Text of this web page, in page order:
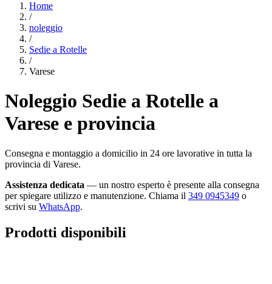
Home
/
noleggio
/
Sedie a Rotelle
/
Varese
Noleggio Sedie a Rotelle a
Varese e provincia
Consegna e montaggio a domicilio in 24 ore lavorative in tutta la
provincia di Varese.
Assistenza dedicata — un nostro esperto è presente alla consegna
per spiegare utilizzo e manutenzione. Chiama il 349 0945349 o
scrivi su WhatsApp.
Prodotti disponibili